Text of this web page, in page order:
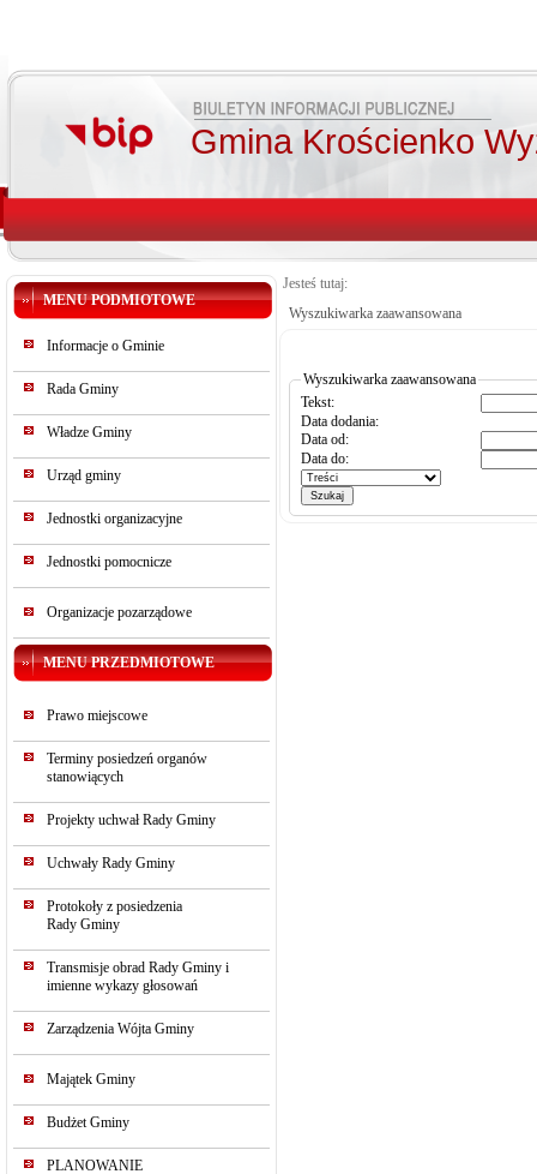
Gmina Krościenko
MENU PODMIOTOWE
Informacje o Gminie
Rada Gminy
Władze Gminy
Urząd gminy
Jednostki organizacyjne
Jednostki pomocnicze
Organizacje pozarządowe
MENU PRZEDMIOTOWE
Prawo miejscowe
Terminy posiedzeń organów
stanowiących
Projekty uchwał Rady Gminy
Uchwały Rady Gminy
Protokoły z posiedzenia
Rady Gminy
Transmisje obrad Rady Gminy i
imienne wykazy głosowań
Zarządzenia Wójta Gminy
Majątek Gminy
Budżet Gminy
PLANOWANIE
Jesteś tutaj:
Wyszukiwarka zaawansowana
Wyszukiwarka zaawansowana
Tekst:
Data dodania:
Data od:
Data do: